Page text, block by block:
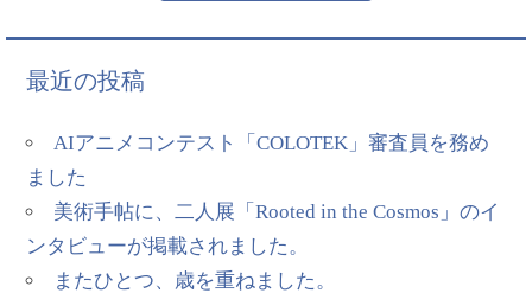
最近の投稿
AIアニメコンテスト「COLOTEK」審査員を務め
ました
美術手帖に、二人展「Rooted in the Cosmos」のイ
ンタビューが掲載されました。
またひとつ、歳を重ねました。